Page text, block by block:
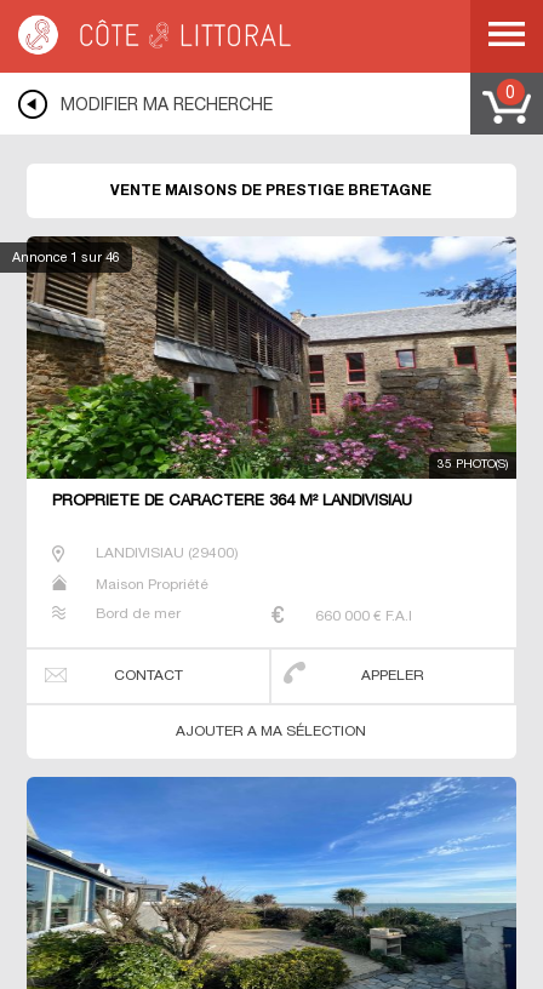
MODIFIER MA RECHERCHE
0
Annonce 1 sur 46
VENTE MAISONS DE PRESTIGE BRETAGNE
35 PHOTO(S)
PROPRIETE DE CARACTERE 364 M² LANDIVISIAU
LANDIVISIAU (29400)
Maison Propriété
Bord de mer 660 000 € F.A.I
CONTACT APPELER
AJOUTER A MA SÉLECTION